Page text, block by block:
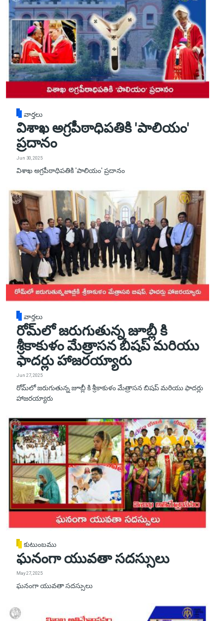
వార్తలు
విశాఖ అగ్రపీఠాధిపతికి 'పాలియం'
ప్రదానం
Jun 30, 2025
విశాఖ అగ్రపీఠాధిపతికి 'పాలియం' ప్రదానం
వార్తలు
రోమ్‌లో జరుగుతున్న జూబ్లీ కి
శ్రీకాకుళం మేత్రాసన బిషప్ మరియు
ఫాదర్లు హాజరయ్యారు
Jun 27, 2025
రోమ్‌లో జరుగుతున్న జూబ్లీ కి శ్రీకాకుళం మేత్రాసన బిషప్ మరియు ఫాదర్లు
హాజరయ్యారు
కుటుంబము
ఘనంగా యువతా సదస్సులు
May 27, 2025
ఘనంగా యువతా సదస్సులు